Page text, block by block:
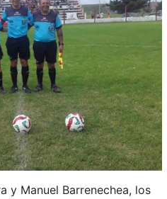
y Manuel Barrenechea, los